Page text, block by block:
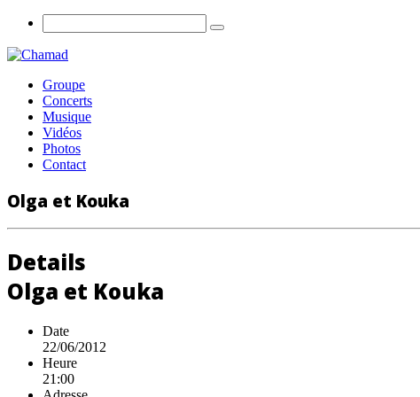
Groupe
Concerts
Musique
Vidéos
Photos
Contact
Olga et Kouka
Details
Olga et Kouka
Date
22/06/2012
Heure
21:00